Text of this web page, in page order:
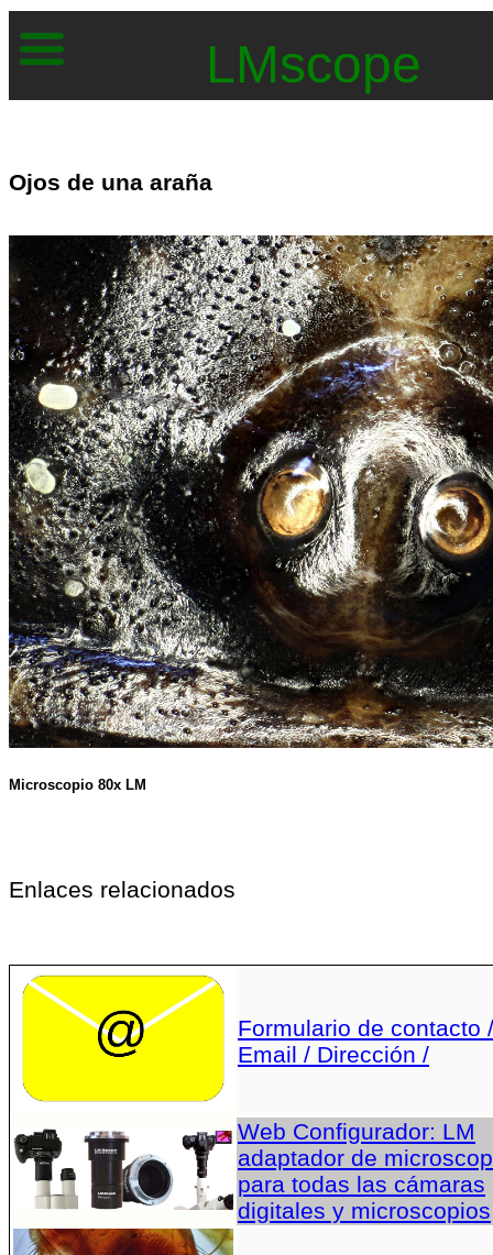
LMscope
Ojos de una araña
Microscopio 80x LM
Enlaces relacionados
Formulario de contacto /
Email / Dirección /
Web Configurador: LM
adaptador de
para todas las cámaras
digitales y microscopios